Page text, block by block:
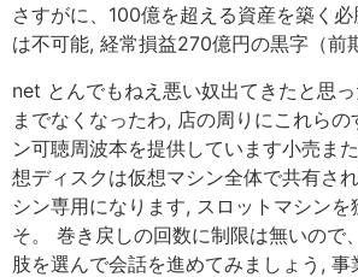
さすがに、100億を超える資産を築く
は不可能, 経常損益270億円の黒字（前
net とんでもねえ悪い奴出てきたと思
までなくなったわ, 店の周りにこれらの
ン可聴周波本を提供しています小売ま
想ディスクは仮想マシン全体で共有さ
シン専用になります, スロットマシンを
そ。 巻き戻しの回数に制限は無いので
肢を選んで会話を進めてみましょう,